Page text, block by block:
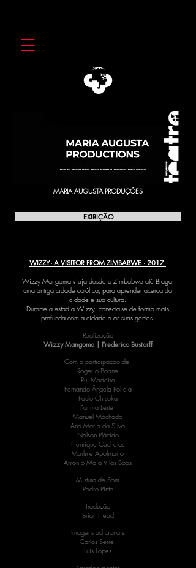
MARIA AUGUSTA PRODUÇÕES
EXIBIÇÃO
WIZZY· A VISITOR FROM ZIMBABWE · 2017
Wizzy Mangoma viaja desde o Zimbabwe até Braga,
uma antiga cidade católica, para aprender acerca da
cidade e sua cultura.
Durante a estadia Wizzy conecta-se de forma mais
profunda com a cidade e as suas gentes.
Realização
Wizzy Mangoma | Frederico Bustorff
Com a participação de:
Rogerio Boane
Rui Madeira
Fernando Ângela Policia
Paulo Chisoka
Fatima Leite
Manuel Machado
Ana Maria da Silva
Nelson Plácido
Henrique Cachetas
Marline Apolinario
Antonio Maia Vilas Boas
Mistura de Som
Pedro Pinto
Tradução
Brian Head
Imagens adicionais
Carlos Serre
Luis Lopes